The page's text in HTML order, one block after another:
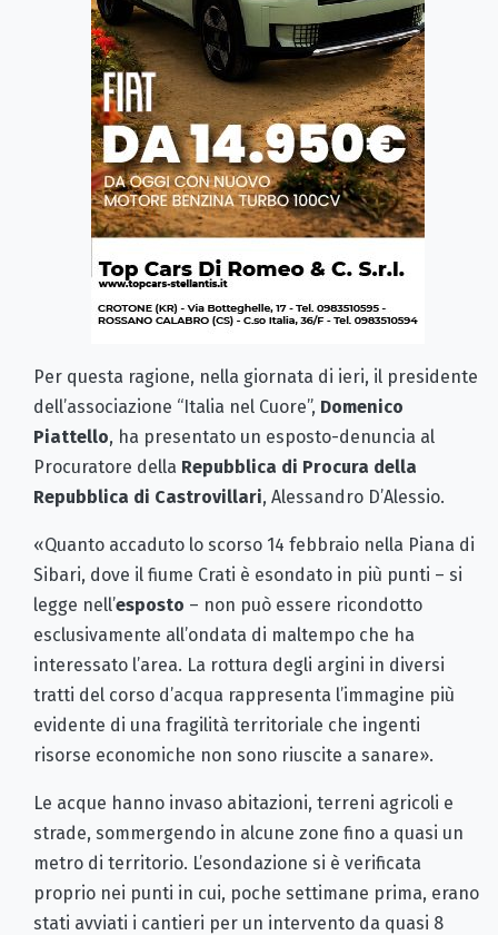
Per questa ragione, nella giornata di ieri, il presidente
dell’associazione “Italia nel Cuore”, Domenico
Piattello, ha presentato un esposto-denuncia al
Procuratore della Repubblica di Procura della
Repubblica di Castrovillari, Alessandro D’Alessio.
«Quanto accaduto lo scorso 14 febbraio nella Piana di
Sibari, dove il fiume Crati è esondato in più punti – si
legge nell’esposto – non può essere ricondotto
esclusivamente all’ondata di maltempo che ha
interessato l’area. La rottura degli argini in diversi
tratti del corso d’acqua rappresenta l’immagine più
evidente di una fragilità territoriale che ingenti
risorse economiche non sono riuscite a sanare».
Le acque hanno invaso abitazioni, terreni agricoli e
strade, sommergendo in alcune zone fino a quasi un
metro di territorio. L’esondazione si è verificata
proprio nei punti in cui, poche settimane prima, erano
stati avviati i cantieri per un intervento da quasi 8